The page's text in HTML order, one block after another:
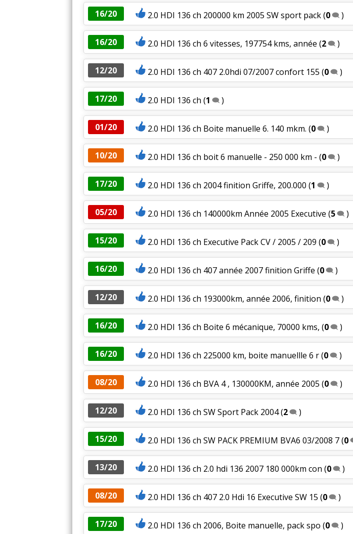
16/20 2.0 HDI 136 ch 200000 km 2005 SW sport pack(0 )
16/20 2.0 HDI 136 ch 6 vitesses, 197754 kms, année (2 )
12/20 2.0 HDI 136 ch 407 2.0hdi 07/2007 confort 155 (0 )
17/20 2.0 HDI 136 ch (1 )
01/20 2.0 HDI 136 ch Boite manuelle 6. 140 mkm. (0 )
10/20 2.0 HDI 136 ch boit 6 manuelle - 250 000 km - (0 )
17/20 2.0 HDI 136 ch 2004 finition Griffe, 200.000 (1 )
05/20 2.0 HDI 136 ch 140000km Année 2005 Executive (5 )
15/20 2.0 HDI 136 ch Executive Pack CV / 2005 / 209 (0 )
16/20 2.0 HDI 136 ch 407 année 2007 finition Griffe (0 )
12/20 2.0 HDI 136 ch 193000km, année 2006, finition (0 )
16/20 2.0 HDI 136 ch Boite 6 mécanique, 70000 kms, (0 )
16/20 2.0 HDI 136 ch 225000 km, boite manuellle 6 r(0 )
08/20 2.0 HDI 136 ch BVA 4 , 130000KM, année 2005 (0 )
12/20 2.0 HDI 136 ch SW Sport Pack 2004(2 )
15/20 2.0 HDI 136 ch SW PACK PREMIUM BVA6 03/2008 7(0
13/20 2.0 HDI 136 ch 2.0 hdi 136 2007 180 000km con (0 )
08/20 2.0 HDI 136 ch 407 2.0 Hdi 16 Executive SW 15 (0 )
17/20 2.0 HDI 136 ch 2006, Boite manuelle, pack spo (0 )